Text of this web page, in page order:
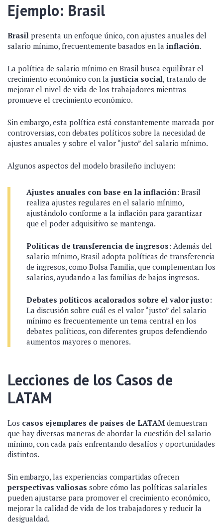
Ejemplo: Brasil
Brasil presenta un enfoque único, con ajustes anuales del
salario mínimo, frecuentemente basados en la inflación.
La política de salario mínimo en Brasil busca equilibrar el
crecimiento económico con la justicia social, tratando de
mejorar el nivel de vida de los trabajadores mientras
promueve el crecimiento económico.
Sin embargo, esta política está constantemente marcada por
controversias, con debates políticos sobre la necesidad de
ajustes anuales y sobre el valor “justo” del salario mínimo.
Algunos aspectos del modelo brasileño incluyen:
Ajustes anuales con base en la inflación: Brasil
realiza ajustes regulares en el salario mínimo,
ajustándolo conforme a la inflación para garantizar
que el poder adquisitivo se mantenga.
Políticas de transferencia de ingresos: Además del
salario mínimo, Brasil adopta políticas de transferencia
de ingresos, como Bolsa Familia, que complementan los
salarios, ayudando a las familias de bajos ingresos.
Debates políticos acalorados sobre el valor justo:
La discusión sobre cuál es el valor “justo” del salario
mínimo es frecuentemente un tema central en los
debates políticos, con diferentes grupos defendiendo
aumentos mayores o menores.
Lecciones de los Casos de
LATAM
Los casos ejemplares de países de LATAM demuestran
que hay diversas maneras de abordar la cuestión del salario
mínimo, con cada país enfrentando desafíos y oportunidades
distintos.
Sin embargo, las experiencias compartidas ofrecen
perspectivas valiosas sobre cómo las políticas salariales
pueden ajustarse para promover el crecimiento económico,
mejorar la calidad de vida de los trabajadores y reducir la
desigualdad.